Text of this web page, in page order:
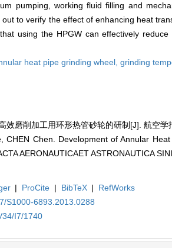
pumping, working fluid filling and
to verify the effect of enhancing heat
using the HPGW can effectively
heat pipe grinding wheel, grinding
效磨削加工用环形热管砂轮的研制[J]. 航空
CHEN Chen. Development of Annular
AERONAUTICAET ASTRONAUTICA
| ProCite | BibTeX |
RefWorks
S1000-6893.2013.0288
I7/1740